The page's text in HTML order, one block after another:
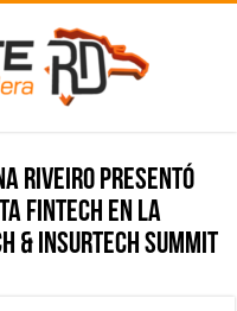
Riveiro presentó
en la
& Insurtech Summit